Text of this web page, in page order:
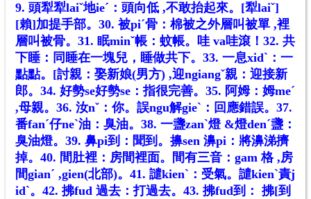
9. 頭犁犁laiˇ地ieˊ：頭向低 ,不敢抬起來。[犁laiˇ]
[賴]加提手部。30. 被piˊ骨：棉被之外層叫被單 ,裡
層叫被骨。31. 眠minˇ帳：蚊帳。哇 va哇滾！32. 共
下睡：同睡在一塊兒，睡做共下。33. 一息xidˋ：一
點點。[討親：娶新娘(男方) ,迎ngiangˇ親：迎接新
郎。34. 好勢se好勢se：指很完善。35. 阿姆：姆meˊ
,母親。36. 汝nˇ：你。誤ngu解gieˋ：回應錯誤。37.
番fanˊ仔neˋ油：臭油。38. 一盞zanˋ燈 &燈denˊ盞：
臭油燈。39. 鼻pi到：聞到。擤sen 濞pi：將濞涕擠
掉。40. 間肚裡：房間裡面。間有三音：gam 格 ,房
間gianˊ ,gien(北部)。41. 譴kienˋ：受氣。譴kienˋ責j
idˋ。42. 拂fud 過去：打過去。43. 拂fud到： 拂[到